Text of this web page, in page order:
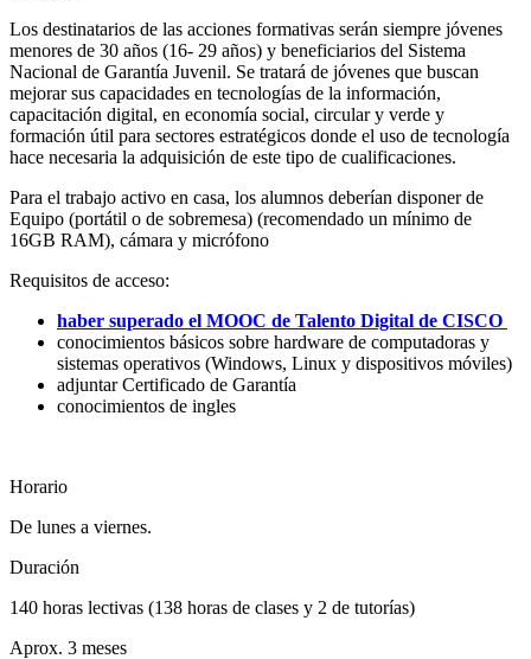
Los destinatarios de las acciones formativas serán siempre jóvenes
menores de 30 años (16- 29 años) y beneficiarios del Sistema
Nacional de Garantía Juvenil. Se tratará de jóvenes que buscan
mejorar sus capacidades en tecnologías de la información,
capacitación digital, en economía social, circular y verde y
formación útil para sectores estratégicos donde el uso de tecnología
hace necesaria la adquisición de este tipo de cualificaciones.
Para el trabajo activo en casa, los alumnos deberían disponer de
Equipo (portátil o de sobremesa) (recomendado un mínimo de
16GB RAM), cámara y micrófono
Requisitos de acceso:
haber superado el MOOC de Talento Digital de CISCO
conocimientos básicos sobre hardware de computadoras y
sistemas operativos (Windows, Linux y dispositivos móviles)
adjuntar Certificado de Garantía
conocimientos de ingles
Horario
De lunes a viernes.
Duración
140 horas lectivas (138 horas de clases y 2 de tutorías)
Aprox. 3 meses